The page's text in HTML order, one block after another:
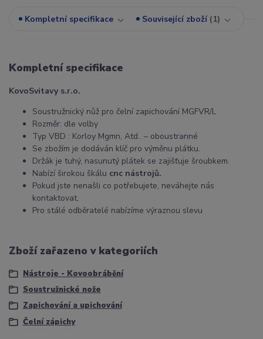
Kompletní specifikace Související zboží 1
Kompletní specifikace
KovoSvitavy s.r.o.
Soustružnický nůž pro čelní zapichování MGFVR/L
Rozměr: dle volby
Typ VBD : Korloy Mgmn, Atd.. – oboustranné
Se zbožím je dodáván klíč pro výměnu plátku.
Držák je tuhý, nasunutý plátek se zajišťuje šroubkem.
Nabízí širokou škálu cnc nástrojů.
Pokud jste nenašli co potřebujete, neváhejte nás
kontaktovat,
Pro stálé odběratelé nabízíme výraznou slevu
Zboží zařazeno v kategoriích
Nástroje - Kovoobrábění
Soustružnické nože
Zapichování a upichování
Čelní zápichy